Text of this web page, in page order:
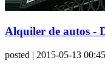
Alquiler de autos -
posted | 2015-05-13